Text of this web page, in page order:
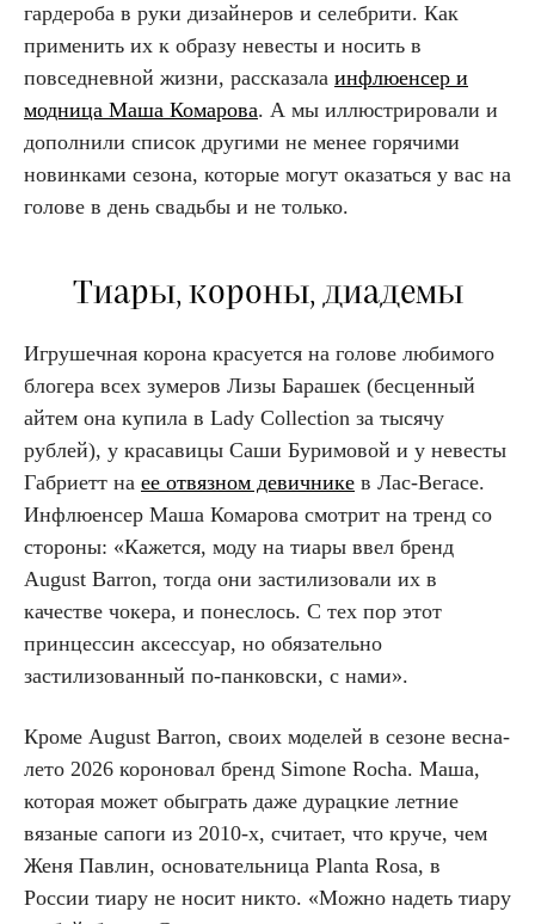
гардероба в руки дизайнеров и селебрити. Как
применить их к образу невесты и носить в
повседневной жизни, рассказала инфлюенсер и
модница Маша Комарова. А мы иллюстрировали и
дополнили список другими не менее горячими
новинками сезона, которые могут оказаться у вас на
голове в день свадьбы и не только.
Тиары, короны, диадемы
Игрушечная корона красуется на голове любимого
блогера всех зумеров Лизы Барашек (бесценный
айтем она купила в Lady Collection за тысячу
рублей), у красавицы Саши Буримовой и у невесты
Габриетт на ее отвязном девичнике в Лас-Вегасе.
Инфлюенсер Маша Комарова смотрит на тренд со
стороны: «Кажется, моду на тиары ввел бренд
August Barron, тогда они застилизовали их в
качестве чокера, и понеслось. С тех пор этот
принцессин аксессуар, но обязательно
застилизованный по-панковски, с нами».
Кроме August Barron, своих моделей в сезоне весна-
лето 2026 короновал бренд Simone Rocha. Маша,
которая может обыграть даже дурацкие летние
вязаные сапоги из 2010-х, считает, что круче, чем
Женя Павлин, основательница Planta Rosa, в
России тиару не носит никто. «Можно надеть тиару